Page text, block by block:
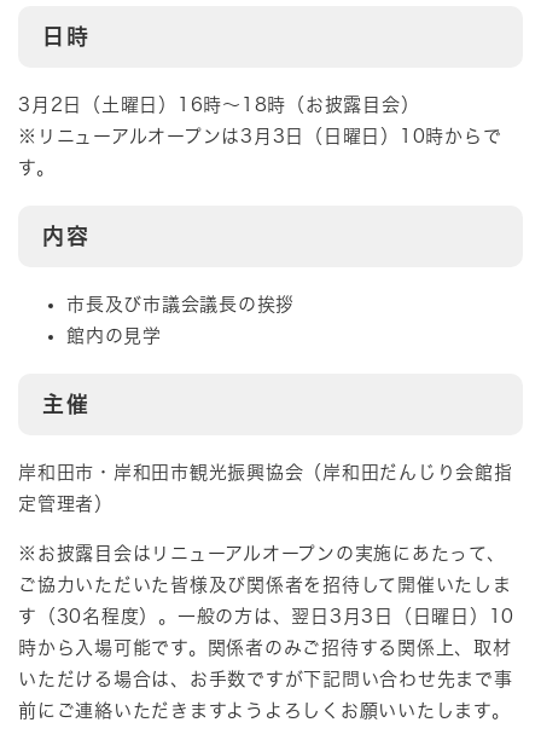
日時
3月2日（土曜日）16時～18時（お披露目会）
※リニューアルオープンは3月3日（日曜日）10時からで
す。
内容
市長及び市議会議長の挨拶
館内の見学
主催
岸和田市・岸和田市観光振興協会（岸和田だんじり会館指
定管理者）
※お披露目会はリニューアルオープンの実施にあたって、
ご協力いただいた皆様及び関係者を招待して開催いたしま
す（30名程度）。一般の方は、翌日3月3日（日曜日）10
時から入場可能です。関係者のみご招待する関係上、取材
いただける場合は、お手数ですが下記問い合わせ先まで事
前にご連絡いただきますようよろしくお願いいたします。